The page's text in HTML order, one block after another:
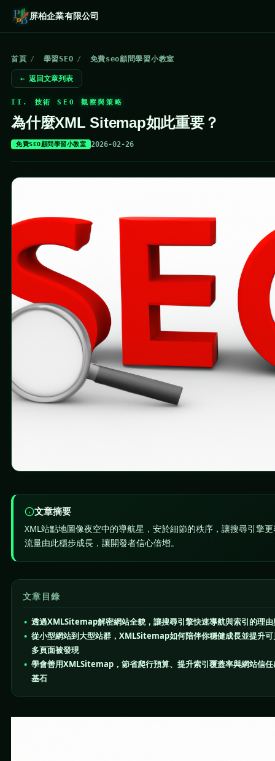
屏柏企業有限公司
首頁 / 學習SEO / 免費seo顧問學習小教室
← 返回文章列表
II. 技術 SEO 觀察與策略
為什麼XML Sitemap如此重要？
免費SEO顧問學習小教室 2026-02-26
文章摘要
XML站點地圖像夜空中的導航星，安於細節的秩序，讓搜尋引擎
流量由此穩步成長，讓開發者信心倍增。
文章目錄
透過XMLSitemap解密網站全貌，讓搜尋引擎快速導航與索引的理
從小型網站到大型站群，XMLSitemap如何陪伴你穩健成長並提升
多頁面被發現
學會善用XMLSitemap，節省爬行預算、提升索引覆蓋率與網站信
基石